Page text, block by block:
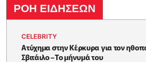
ΡΟΗ ΕΙΔΗΣΕΩΝ
CELEBRITY
Ατύχημα στην Κέρκυρα για τον
Σβιτάιλο –Το μήνυμά του